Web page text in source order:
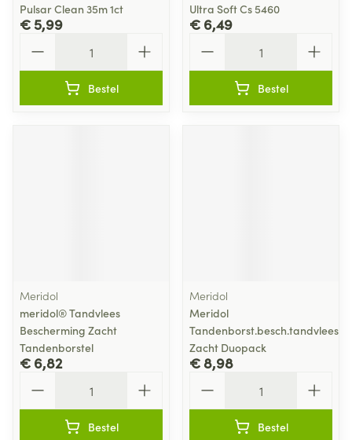
Pulsar Clean 35m 1ct
€ 5,99
Bestel
Ultra Soft Cs 5460
€ 6,49
Bestel
Meridol
meridol® Tandvlees
Bescherming Zacht
Tandenborstel
€ 6,82
Bestel
Meridol
Meridol
Tandenborst.besch.tandvlees
Zacht Duopack
€ 8,98
Bestel